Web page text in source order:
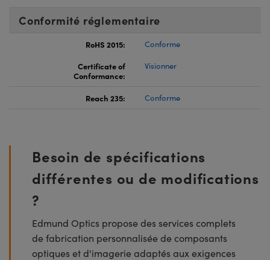
Conformité réglementaire
RoHS 2015:
Conforme
Certificate of
Conformance:
Visionner
Reach 235: Conforme
Besoin de spécifications
différentes ou de modifications
?
Edmund Optics propose des services complets
de fabrication personnalisée de composants
optiques et d'imagerie adaptés aux exigences